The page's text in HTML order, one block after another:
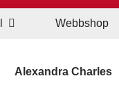
Webbshop
Alexandra Charles